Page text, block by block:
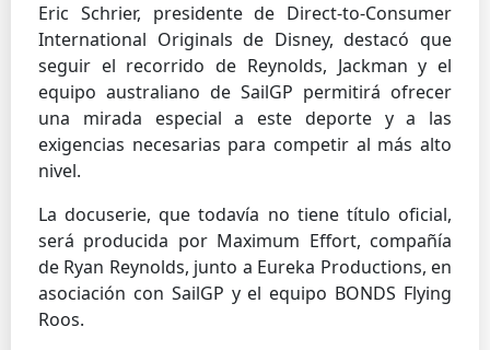
Eric Schrier, presidente de Direct-to-Consumer
International Originals de Disney, destacó que
seguir el recorrido de Reynolds, Jackman y el
equipo australiano de SailGP permitirá ofrecer
una mirada especial a este deporte y a las
exigencias necesarias para competir al más alto
nivel.
La docuserie, que todavía no tiene título oficial,
será producida por Maximum Effort, compañía
de Ryan Reynolds, junto a Eureka Productions, en
asociación con SailGP y el equipo BONDS Flying
Roos.